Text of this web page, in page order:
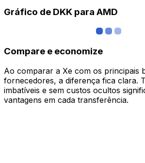
Gráfico de DKK para AMD
Compare e economize
Ao comparar a Xe com os principais
fornecedores, a diferença fica clara.
imbatíveis e sem custos ocultos
vantagens em cada transferência.